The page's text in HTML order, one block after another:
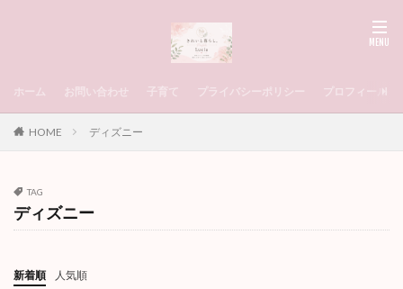
ホーム お問い合わせ 子育て プライバシーポリシー プロフィール
HOME ディズニー
TAG
ディズニー
新着順 人気順